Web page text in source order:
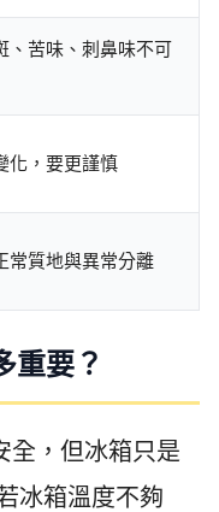
、苦味、刺鼻味不可
化，要更謹慎
常質地與異常分離
重要？
全，但冰箱只是
冰箱溫度不夠